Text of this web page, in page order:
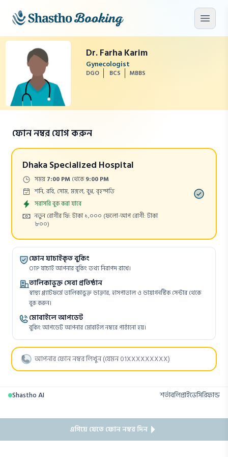
মেনু
Dr. Farha Karim
Gynecologist
DGO BCS MBBS
ফোন নম্বর যোগ করুন
Dhaka Specialized Hospital
Time:সময়7:00 PM থেকে9:00 PM
Days:শনি, রবি, সোম, মঙ্গল, বুধ, বৃহস্পতি
Appointment
সরাসরি বুক করা যাবে
Cost:নতুন রোগীর ফি: টাকা ১,০০০ (ফলো-আপ রোগী: টাকা
৮০০)
ফোন যাচাইকৃত বুকিং
OTP যাচাই আপনার বুকিং তথ্য নিরাপদ রাখে।
তালিকাভুক্ত সেবা প্রতিষ্ঠান
স্বাস্থ্য প্ল্যাটফর্মে তালিকাভুক্ত ডাক্তার, হাসপাতাল ও ডায়াগনস্টিক সেন্টার থেকে
বুক করুন।
মোবাইলে আপডেট
বুকিং আপডেট আপনার মোবাইল নম্বরে পাঠানো হয়।
এগিয়ে যেতে ফোন নম্বর দিন
Shastho AI শর্তাবলিপ্রাইভেসিরিফান্ড